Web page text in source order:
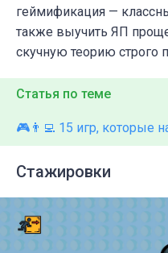
геймификация —
также выучить ЯП
скучную теорию строго
Статья по теме
🎮👨‍💻 15 игр, которые
Стажировки